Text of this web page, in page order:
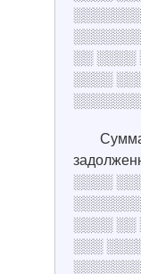
░░ ░░░░
░░░░
░░░░
░░░░ ░░
░░░